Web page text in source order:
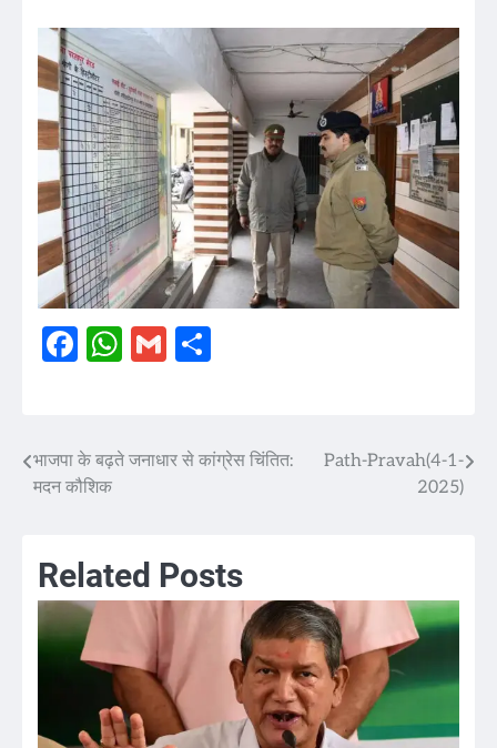
Facebook
WhatsApp
Gmail
Post
भाजपा के बढ़ते जनाधार से कांग्रेस चिंतित:
मदन कौशिक
Path-Pravah(4-1-
2025)
Related Posts